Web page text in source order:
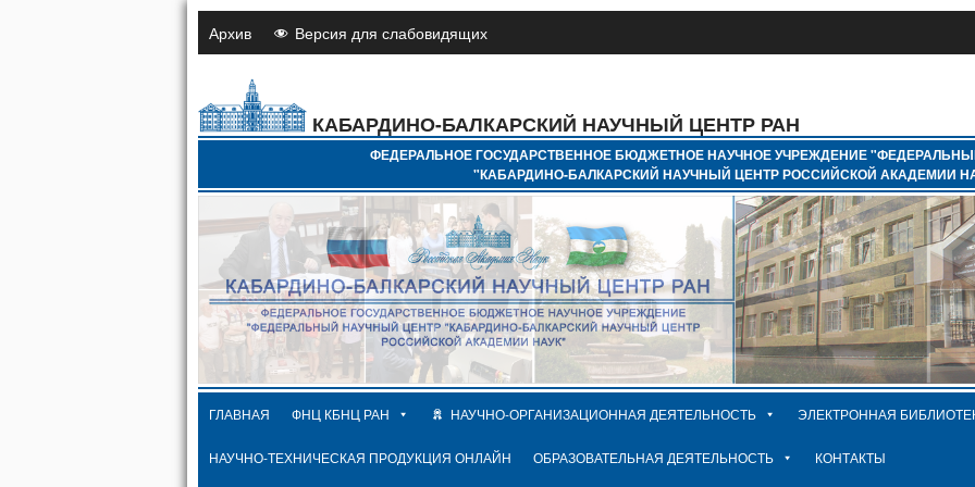
Архив Версия для слабовидящих
КАБАРДИНО-БАЛКАРСКИЙ НАУЧНЫЙ ЦЕНТР РАН
ФЕДЕРАЛЬНОЕ ГОСУДАРСТВЕННОЕ БЮДЖЕТНОЕ НАУЧНОЕ УЧРЕЖДЕНИЕ
"КАБАРДИНО-БАЛКАРСКИЙ НАУЧНЫЙ ЦЕНТР РОССИЙСКОЙ АКАДЕМИИ
ГЛАВНАЯ ФНЦ КБНЦ РАН НАУЧНО-ОРГАНИЗАЦИОННАЯ ДЕЯТЕЛЬНОСТЬ ЭЛЕКТРОННАЯ
НАУЧНО-ТЕХНИЧЕСКАЯ ПРОДУКЦИЯ ОНЛАЙН ОБРАЗОВАТЕЛЬНАЯ ДЕЯТЕЛЬНОСТЬ КОНТАКТЫ